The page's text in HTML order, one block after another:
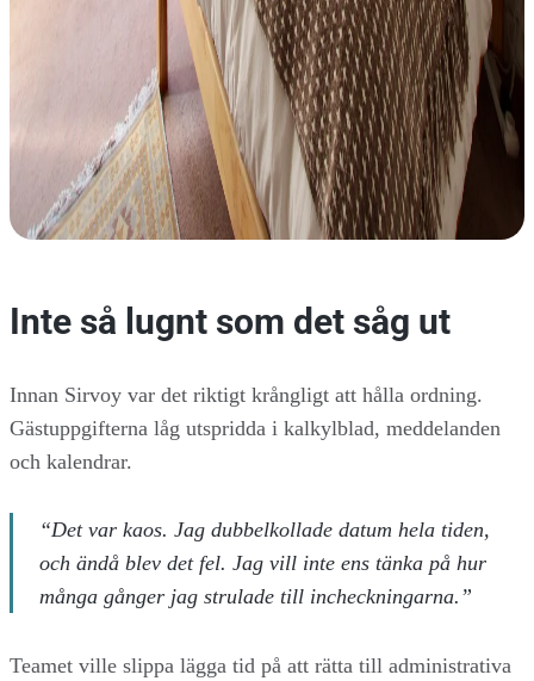
Inte så lugnt som det såg ut
Innan Sirvoy var det riktigt krångligt att hålla ordning.
Gästuppgifterna låg utspridda i kalkylblad, meddelanden
och kalendrar.
“Det var kaos. Jag dubbelkollade datum hela tiden,
och ändå blev det fel. Jag vill inte ens tänka på hur
många gånger jag strulade till incheckningarna.”
Teamet ville slippa lägga tid på att rätta till administrativa